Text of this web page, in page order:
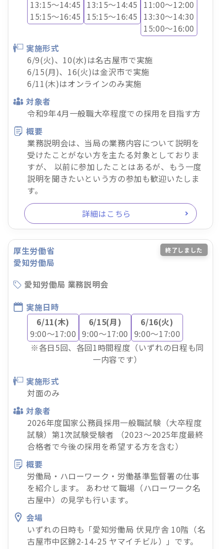
詳細はこちら
13:15～14:45
15:15～16:45
13:15～14:45
15:15～16:45
11:00～12:00
13:30～14:30
15:00～16:00
実施形式
6/9(火)、10(水)は名古屋市で実施
6/15(月)、16(火)は金沢市で実施
6/11(木)はオンラインのみ実施
対象者
令和9年4月一般職大卒程度での採用を目指す方
概要
業務説明会は、当局の業務内容について説明を
受けたことがない方を主たる対象としておりま
すが、 以前に参加したことはあるが、もう一度
説明を聞きたいという方の参加も歓迎いたしま
す。
厚生労働省
愛知労働局
愛知労働局 業務説明会
実施日時
6/11(木)
9:00～17:00
6/15(月)
9:00～17:00
6/16(火)
9:00～17:00
※各日5回、各回1時間程度（いずれの日程も同
一内容です）
実施形式
対面のみ
対象者
2026年度国家公務員採用一般職試験（大卒程度
試験）第1次試験受験者 （2023～2025年度最終
合格者で今後の採用を希望する方を含む）
概要
労働局・ハローワーク・労働基準監督署の仕事
を紹介します。 あわせて職場（ハローワーク名
古屋中）の見学も行います。
会場
いずれの日時も「愛知労働局 伏見庁舎 10階（名
古屋市中区錦2-14-25 ヤマイチビル）」です。
終了しました